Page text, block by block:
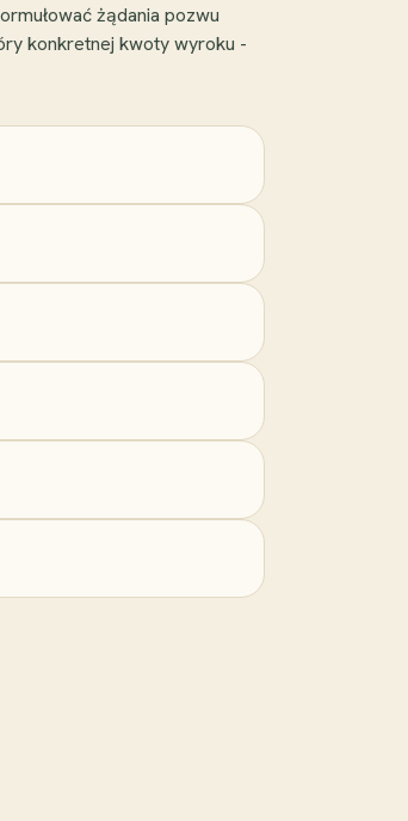
żądania pozwu
konkretnej kwoty wyroku -